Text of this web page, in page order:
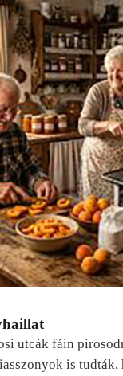
utcák fáin
is